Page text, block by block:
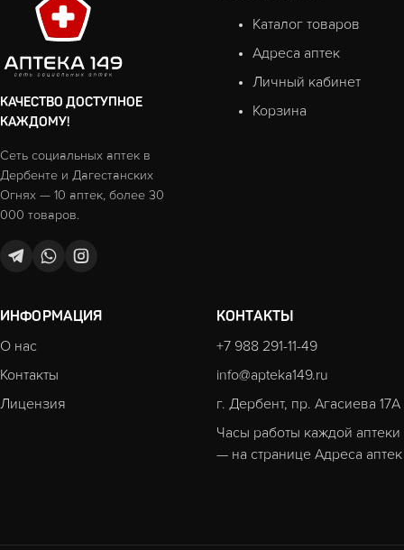
КАЧЕСТВО ДОСТУПНОЕ
КАЖДОМУ!
Сеть социальных аптек в
Дербенте и Дагестанских
Огнях — 10 аптек, более 30
000 товаров.
Каталог товаров
Адреса аптек
Личный кабинет
Корзина
ИНФОРМАЦИЯ
О нас
Контакты
Лицензия
КОНТАКТЫ
+7 988 291-11-49
info@apteka149.ru
г. Дербент, пр. Агасиева 17А
Часы работы каждой аптеки
— на странице Адреса аптек